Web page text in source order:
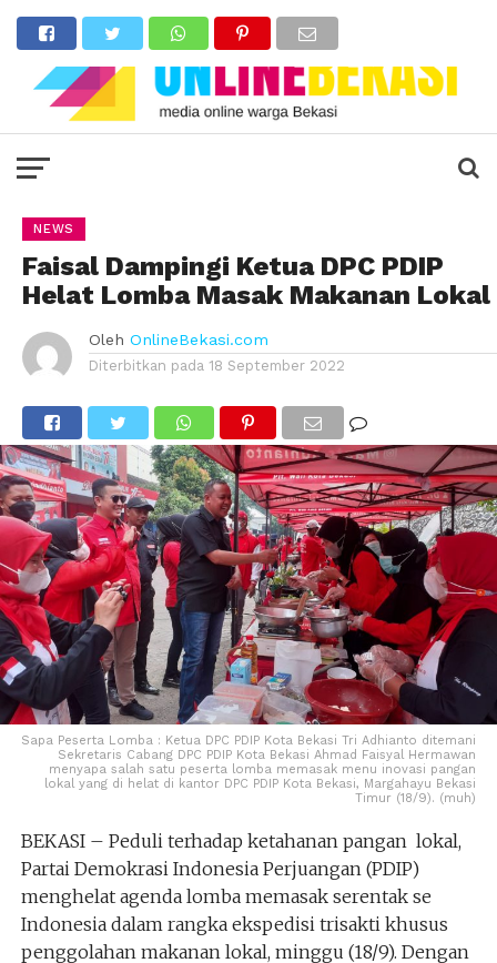
NEWS
Faisal Dampingi Ketua DPC PDIP
Helat Lomba Masak Makanan Lokal
Oleh OnlineBekasi.com
Diterbitkan pada 18 September 2022
Sapa Peserta Lomba : Ketua DPC PDIP Kota Bekasi Tri Adhianto ditemani
Sekretaris Cabang DPC PDIP Kota Bekasi Ahmad Faisyal Hermawan
menyapa salah satu peserta lomba memasak menu inovasi pangan
lokal yang di helat di kantor DPC PDIP Kota Bekasi, Margahayu Bekasi
Timur (18/9). (muh)
BEKASI – Peduli terhadap ketahanan pangan lokal,
Partai Demokrasi Indonesia Perjuangan (PDIP)
menghelat agenda lomba memasak serentak se
Indonesia dalam rangka ekspedisi trisakti khusus
penggolahan makanan lokal, minggu (18/9). Dengan